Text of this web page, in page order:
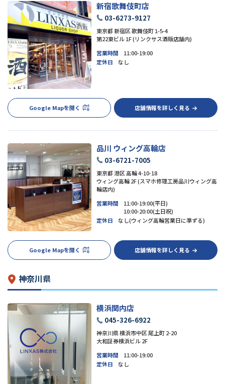
新宿歌舞伎町店
03-6273-9127
東京都 新宿区 歌舞伎町 1-5-4
第22東ビル 1F (リンクサス酒販店舗内)
営業時間
11:00-19:00
定休日
なし
Google Mapを開く 店舗情報を詳しく見る
品川 ウィング高輪店
03-6721-7005
東京都 港区 高輪 4-10-18
ウィング高輪 2F (スマホ修理工房品川ウィング高
輪店内)
営業時間
11:00-19:00(平日)
10:00-20:00(土日祝)
定休日
なし(ウィング高輪営業日に準ずる)
Google Mapを開く 店舗情報を詳しく見る
神奈川県
横浜関内店
045-326-6922
神奈川県 横浜市中区 尾上町 2-20
大和証券横浜ビル 2F
営業時間
11:00-19:00
定休日
なし